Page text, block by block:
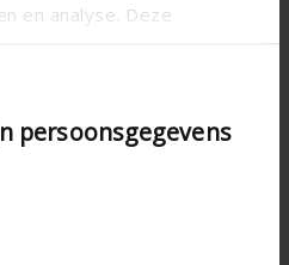
en analyse. Deze
ze heeft verstrekt of
op basis van uw gebruik
persoonsgegevens